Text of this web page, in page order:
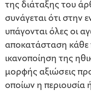
της διάταξης του
συνάγεται ότι στην
υπάγονται όλες οι
αποκατάσταση κάθε
ικανοποίηση της
μορφής αξιώσεις
οποίων η